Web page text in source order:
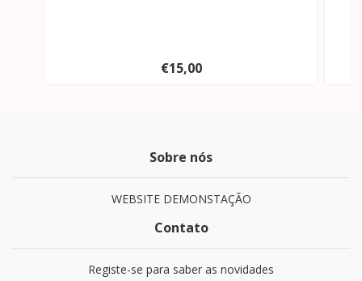
€15,00
Sobre nós
WEBSITE DEMONSTAÇÃO
Contato
Registe-se para saber as novidades